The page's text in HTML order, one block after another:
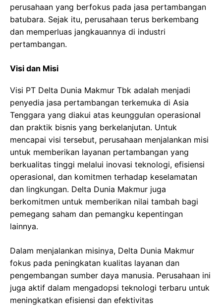
perusahaan yang berfokus pada jasa pertambangan
batubara. Sejak itu, perusahaan terus berkembang
dan memperluas jangkauannya di industri
pertambangan.
Visi dan Misi
Visi PT Delta Dunia Makmur Tbk adalah menjadi
penyedia jasa pertambangan terkemuka di Asia
Tenggara yang diakui atas keunggulan operasional
dan praktik bisnis yang berkelanjutan. Untuk
mencapai visi tersebut, perusahaan menjalankan misi
untuk memberikan layanan pertambangan yang
berkualitas tinggi melalui inovasi teknologi, efisiensi
operasional, dan komitmen terhadap keselamatan
dan lingkungan. Delta Dunia Makmur juga
berkomitmen untuk memberikan nilai tambah bagi
pemegang saham dan pemangku kepentingan
lainnya.
Dalam menjalankan misinya, Delta Dunia Makmur
fokus pada peningkatan kualitas layanan dan
pengembangan sumber daya manusia. Perusahaan ini
juga aktif dalam mengadopsi teknologi terbaru untuk
meningkatkan efisiensi dan efektivitas